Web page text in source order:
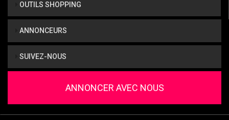
OUTILS SHOPPING
ANNONCEURS
SUIVEZ-NOUS
ANNONCER AVEC NOUS